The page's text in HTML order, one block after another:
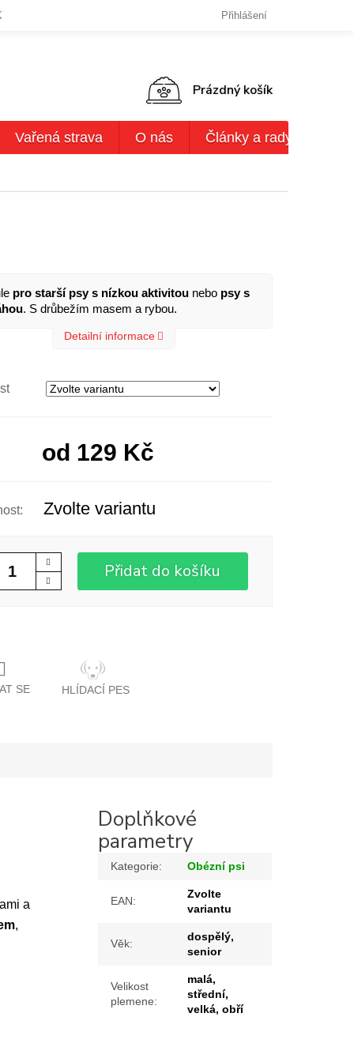
OCHRANY OSOBNÍCH ÚDAJŮ DODACÍ LHŮTY,ZPŮSOBY
Přihlášení
NÁKUPNÍ
Prázdný košík
Vařená strava O nás Články a rady
od 129 Kč
Zvolte variantu
Přidat do košíku
pro starší psy s nízkou aktivitounebo psy s
. S drůbežím masem a rybou.
Detailní informace
SE HLÍDACÍ PES
a
,
Doplňkové
parametry
Kategorie: Obézní psi
EAN:
Zvolte
variantu
Věk:
dospělý,
senior
Velikost
plemene:
malá,
střední,
velká, obří